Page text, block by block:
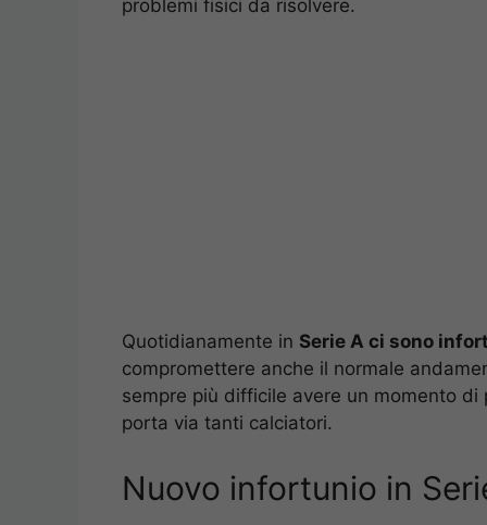
problemi fisici da risolvere.
Quotidianamente in Serie A ci sono
compromettere anche il normale
sempre più difficile avere un momento
porta via tanti calciatori.
Nuovo infortunio in